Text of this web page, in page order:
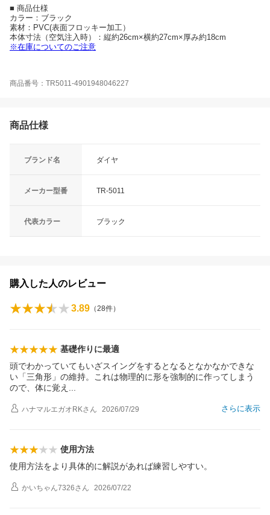
■ 商品仕様
カラー：ブラック
素材：PVC(表面フロッキー加工）
本体寸法（空気注入時）：縦約26cm×横約27cm×厚み約18cm
※在庫についてのご注意
商品番号：TR5011-4901948046227
商品仕様
ブランド名 ダイヤ
メーカー型番 TR-5011
代表カラー ブラック
購入した人のレビュー
3.89 （28件）
基礎作りに最適
頭でわかっていてもいざスイングをするとなるとなかなかできな
い「三角形」の維持。これは物理的に形を強制的に作ってしまう
ので、体に覚え
さらに表示
ハナマルエガオRKさん 2026/07/29
使用方法
使用方法をより具体的に解説があれば練習しやすい。
かいちゃん7326さん 2026/07/22